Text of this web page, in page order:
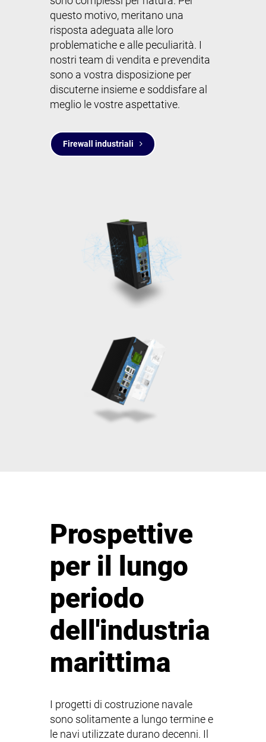
questo motivo, meritano una
risposta adeguata alle loro
problematiche e alle peculiarità. I
nostri team di vendita e prevendita
sono a vostra disposizione per
discuterne insieme e soddisfare al
meglio le vostre aspettative.
Firewall industriali
Prospettive
per il lungo
periodo
dell'industria
marittima
I progetti di costruzione navale
sono solitamente a lungo termine e
le navi utilizzate durano decenni. Il